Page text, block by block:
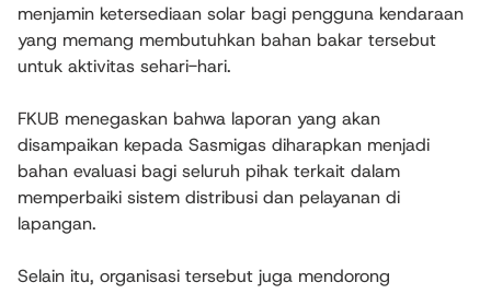
menjamin ketersediaan solar bagi pengguna kendaraan
yang memang membutuhkan bahan bakar tersebut
untuk aktivitas sehari-hari.
FKUB menegaskan bahwa laporan yang akan
disampaikan kepada Sasmigas diharapkan menjadi
bahan evaluasi bagi seluruh pihak terkait dalam
memperbaiki sistem distribusi dan pelayanan di
lapangan.
Selain itu, organisasi tersebut juga mendorong